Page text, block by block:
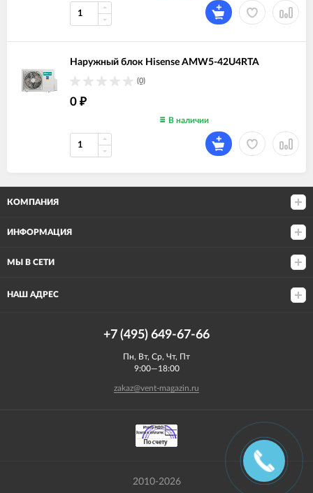
Наружный блок Hisense AMW5-42U4RTA
(0)
0 ₽
В наличии
КОМПАНИЯ
ИНФОРМАЦИЯ
МЫ В СЕТИ
НАШ АДРЕС
+7 (495) 649-67-66
Пн, Вт, Ср, Чт, Пт
9:00—18:00
zakaz@vent-magazin.ru
2010-2026